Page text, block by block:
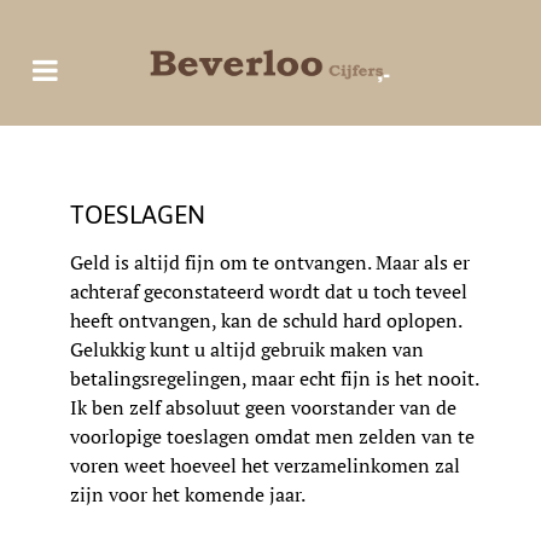
TOESLAGEN
Geld is altijd fijn om te ontvangen. Maar als er
achteraf geconstateerd wordt dat u toch teveel
heeft ontvangen, kan de schuld hard oplopen.
Gelukkig kunt u altijd gebruik maken van
betalingsregelingen, maar echt fijn is het nooit.
Ik ben zelf absoluut geen voorstander van de
voorlopige toeslagen omdat men zelden van te
voren weet hoeveel het verzamelinkomen zal
zijn voor het komende jaar.